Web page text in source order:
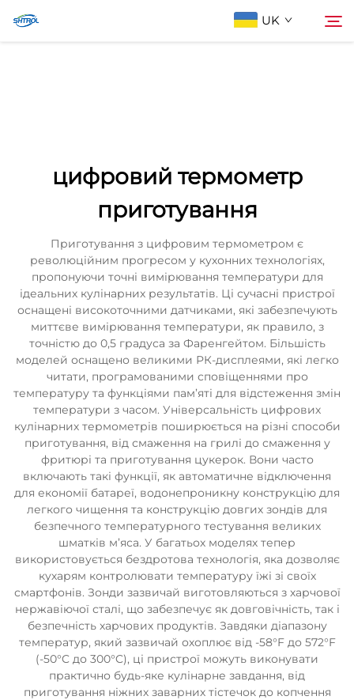
UK
Зв'яжіться з нами
цифровий термометр
приготування
Приготування з цифровим термометром є
революційним прогресом у кухонних технологіях,
пропонуючи точні вимірювання температури для
ідеальних кулінарних результатів. Ці сучасні пристрої
оснащені високоточними датчиками, які забезпечують
миттєве вимірювання температури, як правило, з
точністю до 0,5 градуса за Фаренгейтом. Більшість
моделей оснащено великими РК-дисплеями, які легко
читати, програмованими сповіщеннями про
температуру та функціями пам’яті для відстеження змін
температури з часом. Універсальність цифрових
кулінарних термометрів поширюється на різні способи
приготування, від смаження на грилі до смаження у
фритюрі та приготування цукерок. Вони часто
включають такі функції, як автоматичне відключення
для економії батареї, водонепроникну конструкцію для
легкого чищення та конструкцію довгих зондів для
безпечного температурного тестування великих
шматків м’яса. У багатьох моделях тепер
використовується бездротова технологія, яка дозволяє
кухарям контролювати температуру їжі зі своїх
смартфонів. Зонди зазвичай виготовляються з харчової
нержавіючої сталі, що забезпечує як довговічність, так і
безпечність харчових продуктів. Завдяки діапазону
температур, який зазвичай охоплює від -58°F до 572°F
(-50°C до 300°C), ці пристрої можуть виконувати
практично будь-яке кулінарне завдання, від
приготування ніжних заварних тістечок до копчення